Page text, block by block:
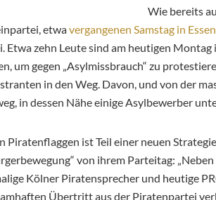
Wie bereits
etwavergangenen Samstag in Essen
Etwa zehn Leute sind am heutigen Montag
um gegen „Asylmissbrauch“ zu
in den Weg. Davon, und von der
in dessen Nähe einige Asylbewerber
Piratenflaggen ist Teil einer neuen
von ihrem Parteitag:
Kölner Piratensprecher und heutige
Übertritt aus der Piratenpartei